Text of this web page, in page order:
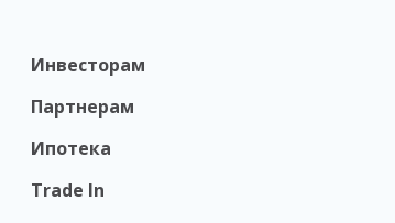
Инвесторам
Партнерам
Ипотека
Trade In